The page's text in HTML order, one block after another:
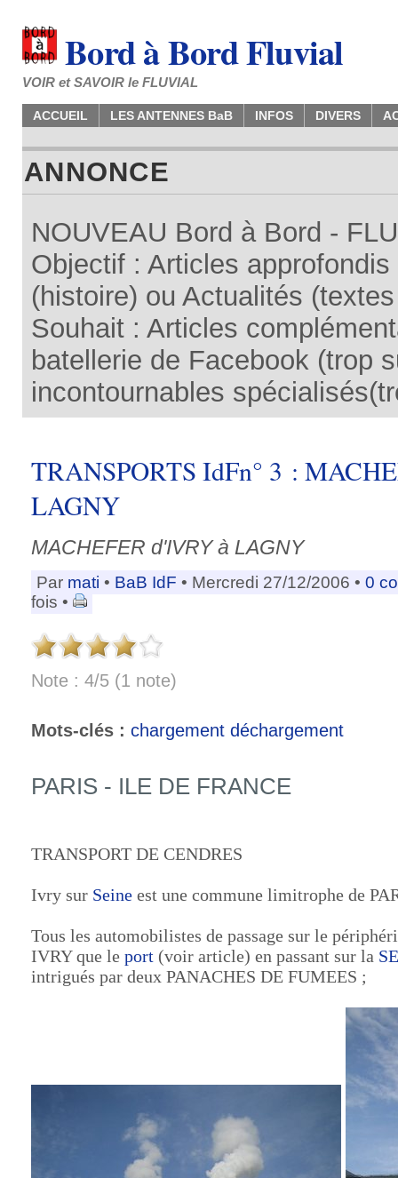
Bord à Bord Fluvial
VOIR et SAVOIR le FLUVIAL
ACCUEIL LES ANTENNES BaB INFOS DIVERS
ANNONCE
NOUVEAU Bord à Bord -
Objectif : Articles
(histoire) ou Actualités
Souhait : Articles
batellerie de Facebook (trop
incontournables
TRANSPORTS IdFn° 3 :
LAGNY
MACHEFER d'IVRY à LAGNY
Par mati • BaB IdF • Mercredi 27/12/2006 • 0
fois •
Note : 4/5 (1 note)
Mots-clés : chargement déchargement
PARIS - ILE DE FRANCE
TRANSPORT DE CENDRES
Ivry sur Seine est une commune limitrophe de
Tous les automobilistes de passage sur le
IVRY que le port (voir article) en passant sur la
intrigués par deux PANACHES DE FUMEES ;